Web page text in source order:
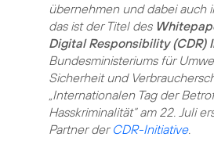
übernehmen und dabei auch
das ist der Titel des
Digital Responsibility (CDR)
Bundesministeriums für
Sicherheit und
„Internationalen Tag der
Hasskriminalität“ am 22. Juli
Partner der CDR-Initiative.